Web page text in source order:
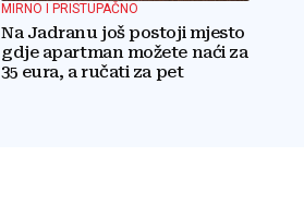
MIRNO I PRISTUPAČNO
Na Jadranu još postoji mjesto
gdje apartman možete naći za
35 eura, a ručati za pet